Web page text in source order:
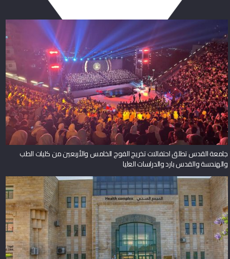
جامعة القدس تطلق احتفالات تخريج الفوج الخامس والأربعين من كليات الطب
والهندسة والقدس بارد والدراسات العليا